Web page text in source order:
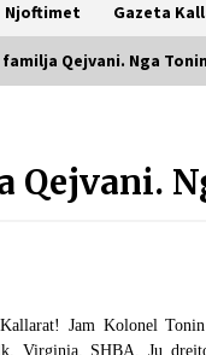
Njoftimet Gazeta
07/
Qejvani. Nga
Qejvani.
Jam Kolonel
Virginia, SHBA. Ju